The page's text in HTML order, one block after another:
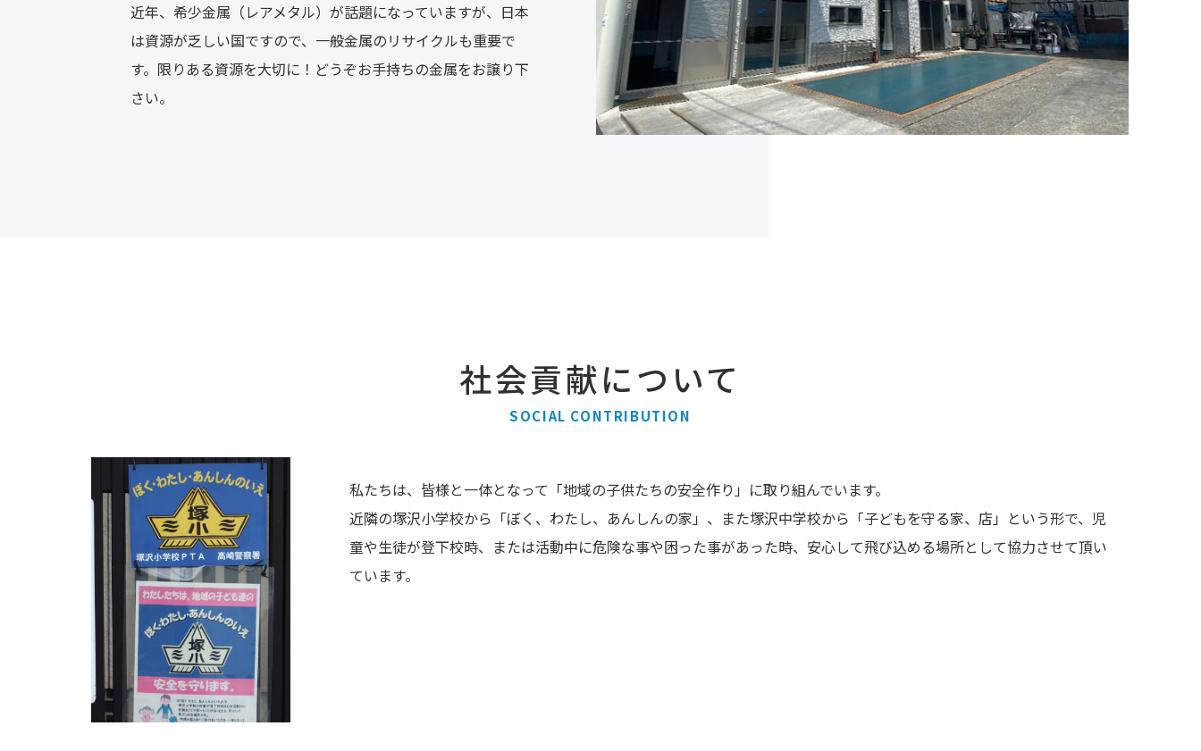
近年、希少金属（レアメタル）が話題になっていますが、日本
は資源が乏しい国ですので、一般金属のリサイクルも重要で
す。限りある資源を大切に！どうぞお手持ちの金属をお譲り下
さい。
社会貢献について
SOCIAL CONTRIBUTION
私たちは、皆様と一体となって「地域の子供たちの安全作り」に取り組んでいます。
近隣の塚沢小学校から「ぼく、わたし、あんしんの家」、また塚沢中学校から「子どもを守る家、店」という形で、児
童や生徒が登下校時、または活動中に危険な事や困った事があった時、安心して飛び込める場所として協力させて頂い
ています。